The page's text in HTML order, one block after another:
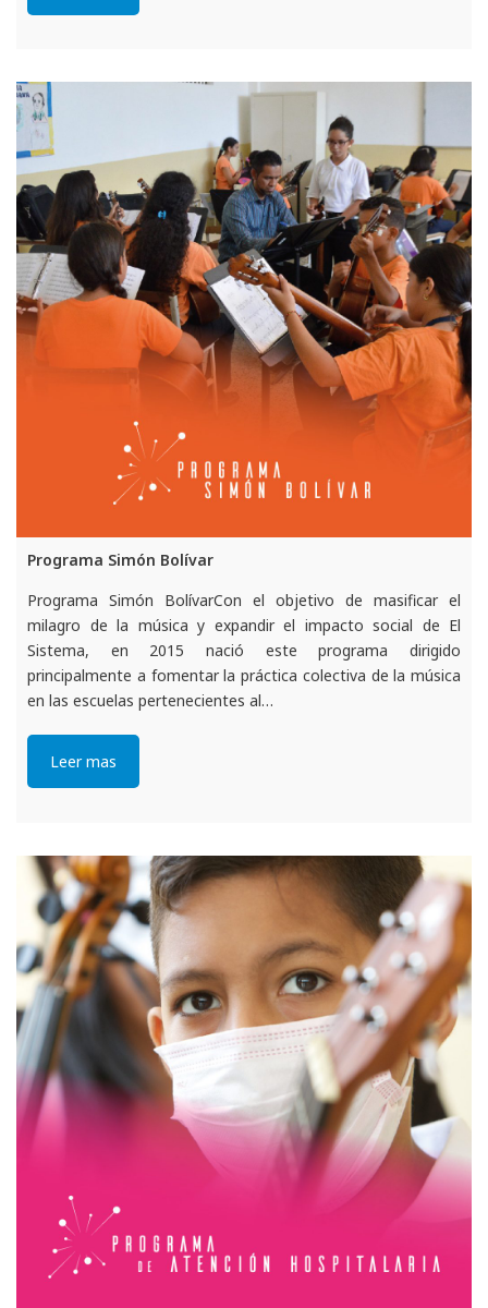
Programa Simón Bolívar
Programa Simón BolívarCon el objetivo de masificar el
milagro de la música y expandir el impacto social de El
Sistema, en 2015 nació este programa dirigido
principalmente a fomentar la práctica colectiva de la música
en las escuelas pertenecientes al…
Leer mas